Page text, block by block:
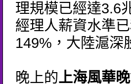
理規模已經達3.6
經理人薪資水準
149%，大陸滬深
晚上的上海風華